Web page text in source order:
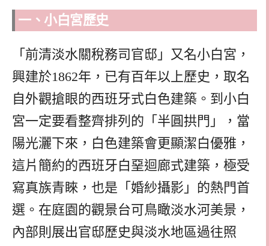
一、小白宮歷史
「前清淡水關稅務司官邸」又名小白宮，
興建於1862年，已有百年以上歷史，取名
自外觀搶眼的西班牙式白色建築。到小白
宮一定要看整齊排列的「半圓拱門」，當
陽光灑下來，白色建築會更顯潔白優雅，
這片簡約的西班牙白堊迴廊式建築，極受
寫真族青睞，也是「婚紗攝影」的熱門首
選。在庭園的觀景台可鳥瞰淡水河美景，
內部則展出官邸歷史與淡水地區過往照